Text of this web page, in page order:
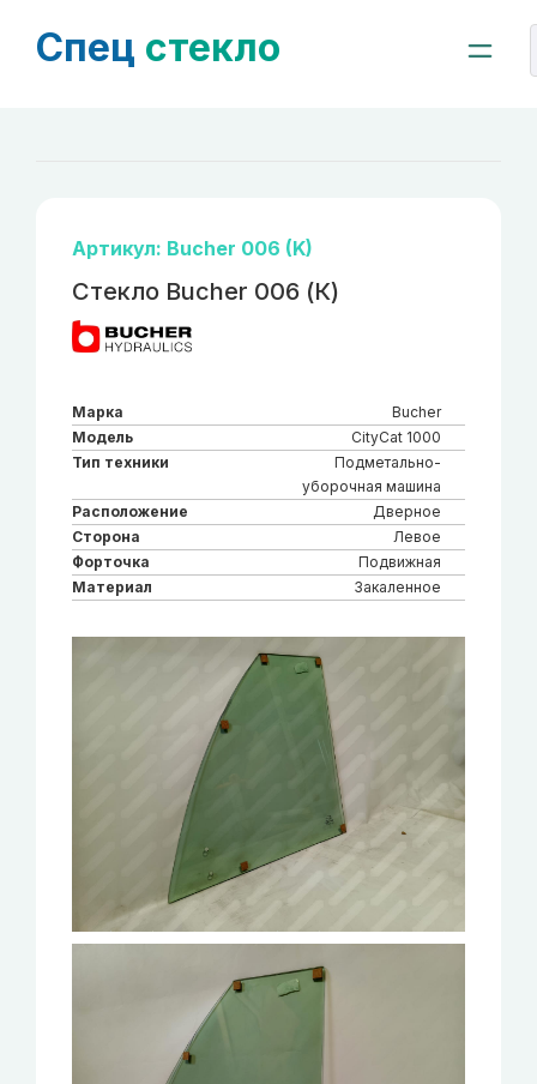
Спец стекло
Артикул: Bucher 006 (K)
Стекло Bucher 006 (К)
Марка
Bucher
Модель
CityCat 1000
Тип техники
Подметально-
уборочная машина
Расположение
Дверное
Сторона
Левое
Форточка
Подвижная
Материал
Закаленное